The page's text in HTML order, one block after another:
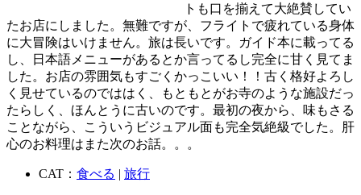
トも口を揃えて大絶賛してい
たお店にしました。無難ですが、フライトで疲れている身体
に大冒険はいけません。旅は長いです。ガイド本に載ってる
し、日本語メニューがあるとか言ってるし完全に甘く見てま
した。お店の雰囲気もすごくかっこいい！！古く格好よろし
く見せているのでははく、もともとがお寺のような施設だっ
たらしく、ほんとうに古いのです。最初の夜から、味もさる
ことながら、こういうビジュアル面も完全気絶級でした。肝
心のお料理はまた次のお話。。。
CAT： 食べる | 旅行